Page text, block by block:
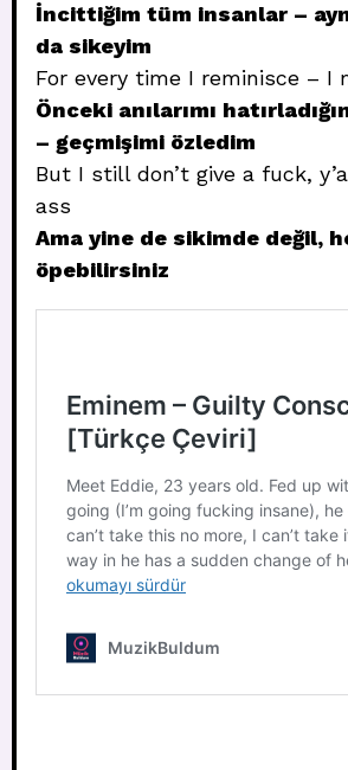
İncittiğim tüm insanlar –
da sikeyim
For every time I reminisce – I
Önceki anılarımı
– geçmişimi özledim
But I still don’t give a fuck,
ass
Ama yine de sikimde değil,
öpebilirsiniz